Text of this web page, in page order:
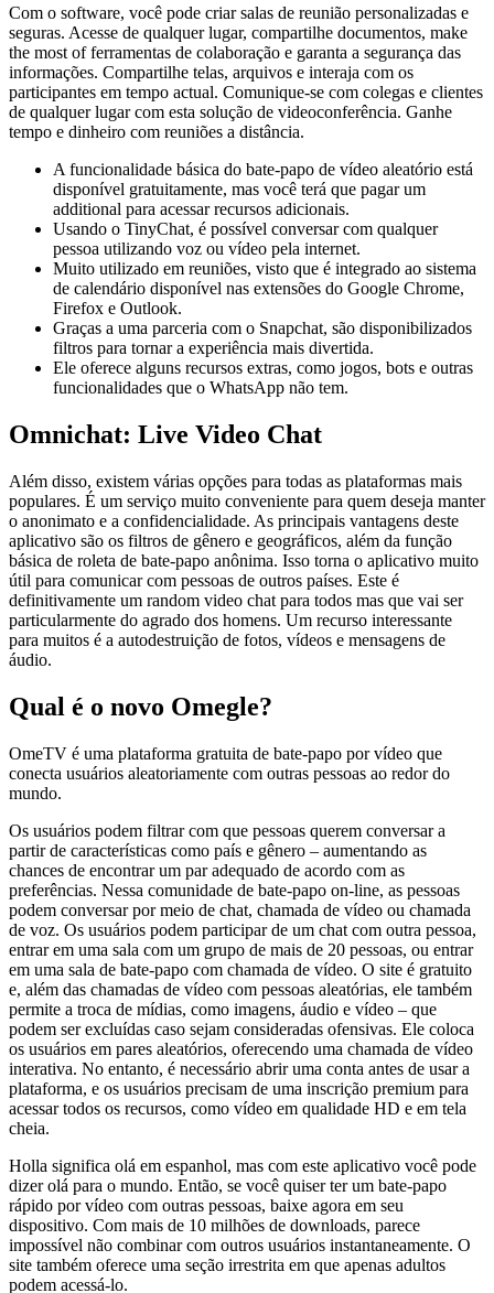
Com o software, você pode criar salas de reunião personalizadas e
seguras. Acesse de qualquer lugar, compartilhe documentos, make
the most of ferramentas de colaboração e garanta a segurança das
informações. Compartilhe telas, arquivos e interaja com os
participantes em tempo actual. Comunique-se com colegas e clientes
de qualquer lugar com esta solução de videoconferência. Ganhe
tempo e dinheiro com reuniões a distância.
A funcionalidade básica do bate-papo de vídeo aleatório está
disponível gratuitamente, mas você terá que pagar um
additional para acessar recursos adicionais.
Usando o TinyChat, é possível conversar com qualquer
pessoa utilizando voz ou vídeo pela internet.
Muito utilizado em reuniões, visto que é integrado ao sistema
de calendário disponível nas extensões do Google Chrome,
Firefox e Outlook.
Graças a uma parceria com o Snapchat, são disponibilizados
filtros para tornar a experiência mais divertida.
Ele oferece alguns recursos extras, como jogos, bots e outras
funcionalidades que o WhatsApp não tem.
Omnichat: Live Video Chat
Além disso, existem várias opções para todas as plataformas mais
populares. É um serviço muito conveniente para quem deseja manter
o anonimato e a confidencialidade. As principais vantagens deste
aplicativo são os filtros de gênero e geográficos, além da função
básica de roleta de bate-papo anônima. Isso torna o aplicativo muito
útil para comunicar com pessoas de outros países. Este é
definitivamente um random video chat para todos mas que vai ser
particularmente do agrado dos homens. Um recurso interessante
para muitos é a autodestruição de fotos, vídeos e mensagens de
áudio.
Qual é o novo Omegle?
OmeTV é uma plataforma gratuita de bate-papo por vídeo que
conecta usuários aleatoriamente com outras pessoas ao redor do
mundo.
Os usuários podem filtrar com que pessoas querem conversar a
partir de características como país e gênero – aumentando as
chances de encontrar um par adequado de acordo com as
preferências. Nessa comunidade de bate-papo on-line, as pessoas
podem conversar por meio de chat, chamada de vídeo ou chamada
de voz. Os usuários podem participar de um chat com outra pessoa,
entrar em uma sala com um grupo de mais de 20 pessoas, ou entrar
em uma sala de bate-papo com chamada de vídeo. O site é gratuito
e, além das chamadas de vídeo com pessoas aleatórias, ele também
permite a troca de mídias, como imagens, áudio e vídeo – que
podem ser excluídas caso sejam consideradas ofensivas. Ele coloca
os usuários em pares aleatórios, oferecendo uma chamada de vídeo
interativa. No entanto, é necessário abrir uma conta antes de usar a
plataforma, e os usuários precisam de uma inscrição premium para
acessar todos os recursos, como vídeo em qualidade HD e em tela
cheia.
Holla significa olá em espanhol, mas com este aplicativo você pode
dizer olá para o mundo. Então, se você quiser ter um bate-papo
rápido por vídeo com outras pessoas, baixe agora em seu
dispositivo. Com mais de 10 milhões de downloads, parece
impossível não combinar com outros usuários instantaneamente. O
site também oferece uma seção irrestrita em que apenas adultos
podem acessá-lo.